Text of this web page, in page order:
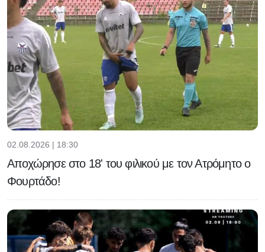
02.08.2026 | 18:30
Αποχώρησε στο 18' του φιλικού με τον Ατρόμητο ο
Φουρτάδο!